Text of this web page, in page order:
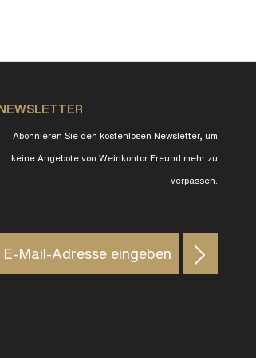
NEWSLETTER
Abonnieren Sie den kostenlosen Newsletter, um
keine Angebote von Weinkontor Freund mehr zu
verpassen.